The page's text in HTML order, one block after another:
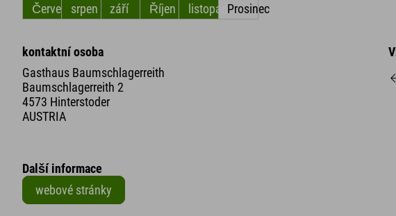
Červenecsrpen září Říjen listopad Prosinec
kontaktní osoba
Gasthaus Baumschlagerreith
Baumschlagerreith 2
4573 Hinterstoder
AUSTRIA
Další informace
webové stránky